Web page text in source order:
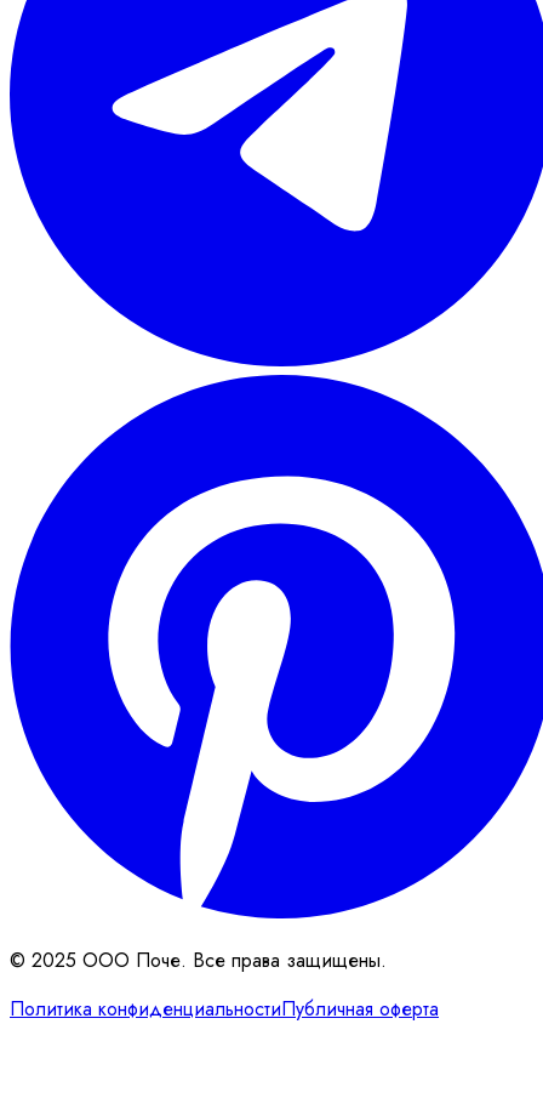
© 2025 ООО Поче. Все права защищены.
Политика конфиденциальностиПубличная оферта